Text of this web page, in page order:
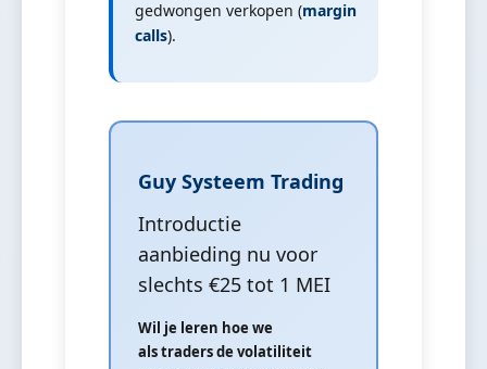
gedwongen verkopen (margin
calls).
Guy Systeem Trading
Introductie
aanbieding nu voor
slechts €25 tot 1 MEI
Wil je leren hoe we
als traders de volatiliteit